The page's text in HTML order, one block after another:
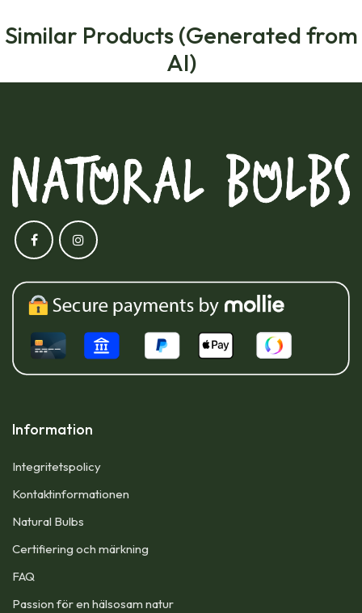
Similar Products (Generated from
AI)
Information
Integritetspolicy
Kontaktinformationen
Natural Bulbs
Certifiering och märkning
FAQ
Passion för en hälsosam natur